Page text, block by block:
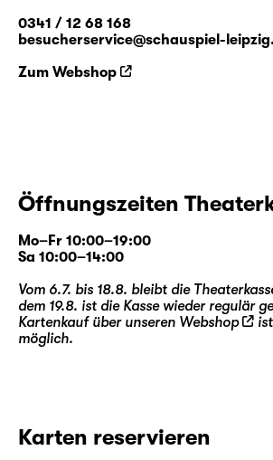
0341 / 12 68 168
besucherservice@schauspiel-
Zum Webshop
Öffnungszeiten
Mo–Fr 10:00–19:00
Sa 10:00–14:00
Vom 6.7. bis 18.8. bleibt die
dem 19.8. ist die Kasse wieder regulär
Kartenkauf über unseren Webshop
möglich.
Karten reservieren